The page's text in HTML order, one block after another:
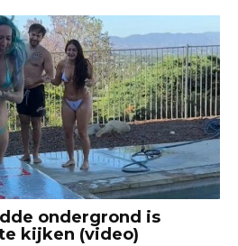
ondergrond is
kijken (video)